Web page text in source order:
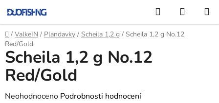
na
obsah
Hledat
KOŠÍK
Domů
/ ValkeIN / Plandavky / Scheila 1,2 g / Scheila 1,2 g No.12
Red/Gold
Scheila 1,2 g No.12
Red/Gold
Průměrné
Neohodnoceno Podrobnosti hodnocení